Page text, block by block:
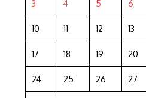
3 4 5 6
10 11 12 13
17 18 19 20
24 25 26 27